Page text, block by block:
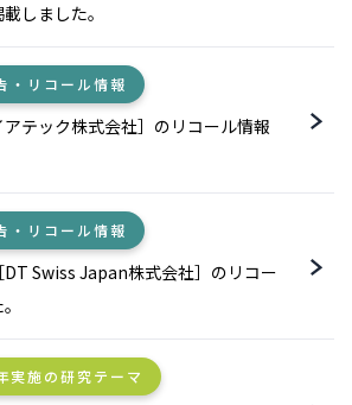
しました。
・リコール情報
テック株式会社］のリコール情報
・リコール情報
Swiss Japan株式会社］のリコー
実施の研究テーマ